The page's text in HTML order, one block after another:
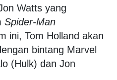
Watts yang
Spider-Man
ini, Tom Holland akan
bintang Marvel
(Hulk) dan Jon